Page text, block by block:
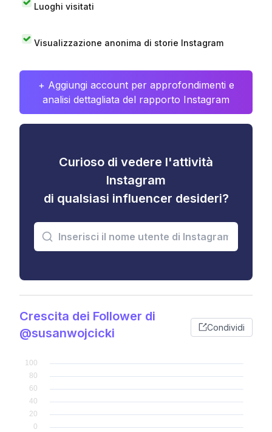
Luoghi visitati
Visualizzazione anonima di storie Instagram
+ Aggiungi account per approfondimenti e
analisi dettagliata del rapporto Instagram
Curioso di vedere l'attività
Instagram
di qualsiasi influencer desideri?
Crescita dei Follower di
@susanwojcicki
Condividi